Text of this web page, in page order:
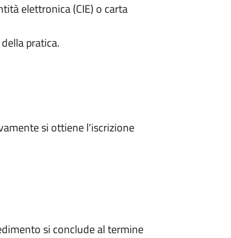
elettronica (CIE) o carta
pratica.
si ottiene l'iscrizione
si conclude al termine